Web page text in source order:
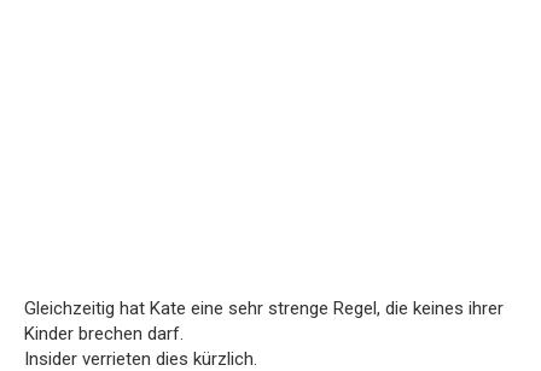
Gleichzeitig hat Kate eine sehr strenge Regel, die keines ihrer
Kinder brechen darf.
Insider verrieten dies kürzlich.